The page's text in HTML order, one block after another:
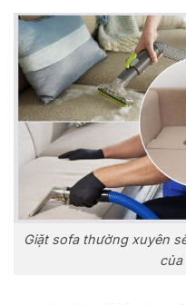
Giặt sofa thường xuyên
của